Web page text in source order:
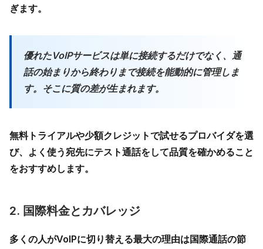
ぎます。
優れたVoIPサービスは単に接続するだけでなく、通
話の始まりから終わりまで接続を能動的に管理しま
す。そこに質の差が生まれます。
無料トライアルや少額クレジットで試せるプロバイダを選
び、よく使う宛先にテスト通話をして品質を確かめること
をおすすめします。
2. 国際料金とカバレッジ
多くの人がVoIPに切り替える最大の理由は国際通話の節